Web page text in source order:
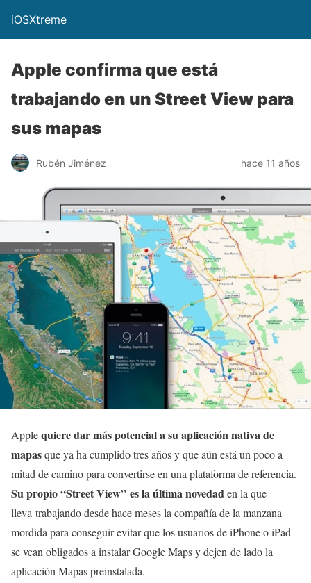
iOSXtreme
Apple confirma que está
trabajando en un Street View para
sus mapas
Rubén Jiménez hace 11 años
Applequiere dar más potencial a su aplicación nativa de
mapasque ya ha cumplido tres años y que aún está un poco a
mitad de camino para convertirse en una plataforma de referencia.
Su propio “Street View” es la última novedaden la que
lleva trabajando desde hace meses la compañía de la manzana
mordida para conseguir evitar que los usuarios de iPhone o iPad
se vean obligados a instalar Google Maps y dejen de lado la
aplicación Mapas preinstalada.